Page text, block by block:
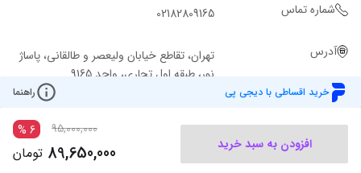
خرید اقساطی با دیجی پی راهنما
افزودن به سبد خرید
95,000,000
6
%
89,650,000 تومان
شماره تماس 02182809165
آدرس
تهران، تقاطع خیابان ولیعصر و طالقانی، پاساژ
نور، طبقه اول تجاری، واحد 9165